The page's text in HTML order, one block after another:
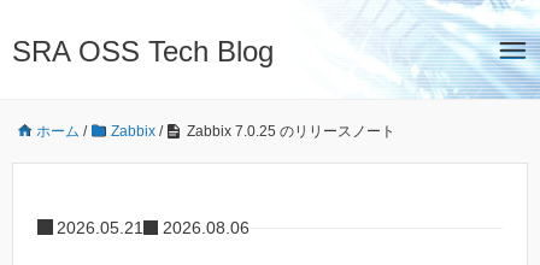
SRA OSS Tech Blog
ホーム / Zabbix / Zabbix 7.0.25 のリリースノート
2026.05.21 2026.08.06